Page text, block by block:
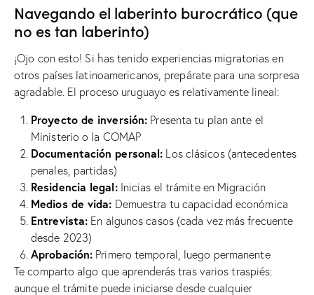
Navegando el laberinto burocrático (que
no es tan laberinto)
¡Ojo con esto! Si has tenido experiencias migratorias en
otros países latinoamericanos, prepárate para una sorpresa
agradable. El proceso uruguayo es relativamente lineal:
Proyecto de inversión: Presenta tu plan ante el
Ministerio o la COMAP
Documentación personal: Los clásicos (antecedentes
penales, partidas)
Residencia legal:Inicias el trámite en Migración
Medios de vida: Demuestra tu capacidad económica
Entrevista: En algunos casos (cada vez más frecuente
desde 2023)
Aprobación: Primero temporal, luego permanente
Te comparto algo que aprenderás tras varios traspiés:
aunque el trámite puede iniciarse desde cualquier